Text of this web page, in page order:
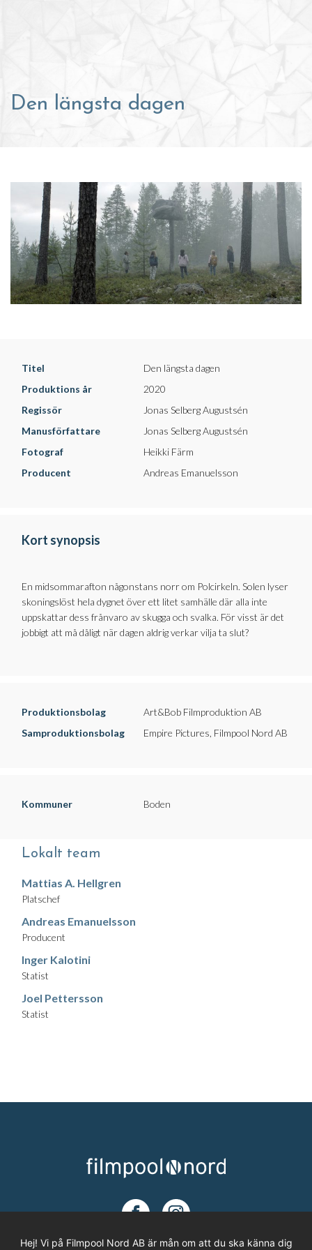
Den längsta dagen
Titel
Den längsta dagen
Produktions år
2020
Regissör
Jonas Selberg Augustsén
Manusförfattare
Jonas Selberg Augustsén
Fotograf
Heikki Färm
Producent
Andreas Emanuelsson
Kort synopsis
En midsommarafton någonstans norr om Polcirkeln. Solen lyser
skoningslöst hela dygnet över ett litet samhälle där alla inte
uppskattar dess frånvaro av skugga och svalka. För visst är det
jobbigt att må dåligt när dagen aldrig verkar vilja ta slut?
Produktionsbolag
Art&Bob Filmproduktion AB
Samproduktionsbolag
Empire Pictures, Filmpool Nord AB
Kommuner Boden
Lokalt team
Mattias A. Hellgren
Platschef
Andreas Emanuelsson
Producent
Inger Kalotini
Statist
Joel Pettersson
Statist
Hej! Vi på Filmpool Nord AB är mån om att du ska känna dig